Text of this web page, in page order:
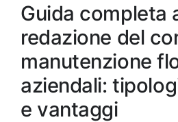
Guida completa
redazione del
manutenzione
aziendali:
e vantaggi